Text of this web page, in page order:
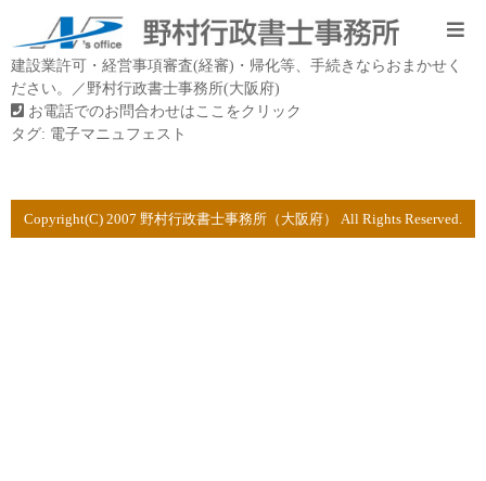
建設業許可・経営事項審査(経審)・帰化等、手続きならおまかせく
ださい。／野村行政書士事務所(大阪府)
お電話でのお問合わせはここをクリック
タグ: 電子マニュフェスト
Copyright(C) 2007 野村行政書士事務所（大阪府） All Rights Reserved.